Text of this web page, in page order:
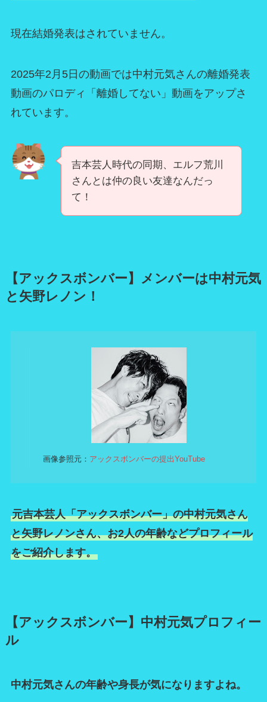
現在結婚発表はされていません。
2025年2月5日の動画では中村元気さんの離婚発表
動画のパロディ「離婚してない」動画をアップさ
れています。
吉本芸人時代の同期、エルフ荒川
さんとは仲の良い友達なんだっ
て！
【アックスボンバー】メンバーは中村元気
と矢野レノン！
画像参照元： アックスボンバーの提出YouTube
元吉本芸人「アックスボンバー」の中村元気さん
と矢野レノンさん、お2人の年齢などプロフィール
をご紹介します。
【アックスボンバー】中村元気プロフィー
ル
中村元気さんの年齢や身長が気になりますよね。